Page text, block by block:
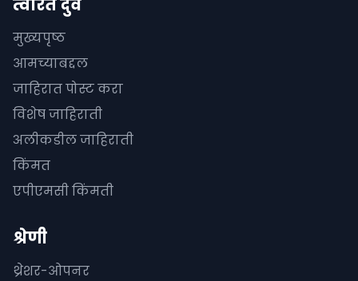
त्वरित दुवे
मुख्यपृष्ठ
आमच्याबद्दल
जाहिरात पोस्ट करा
विशेष जाहिराती
अलीकडील जाहिराती
किंमत
एपीएमसी किंमती
श्रेणी
थ्रेशर-ओपनर